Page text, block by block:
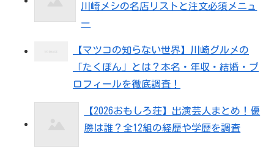
川崎メシの名店リストと注文必須メニュ
ー
【マツコの知らない世界】川崎グルメの
「たくぽん」とは？本名・年収・結婚・プ
ロフィールを徹底調査！
【2026おもしろ荘】出演芸人まとめ！優
勝は誰？全12組の経歴や学歴を調査